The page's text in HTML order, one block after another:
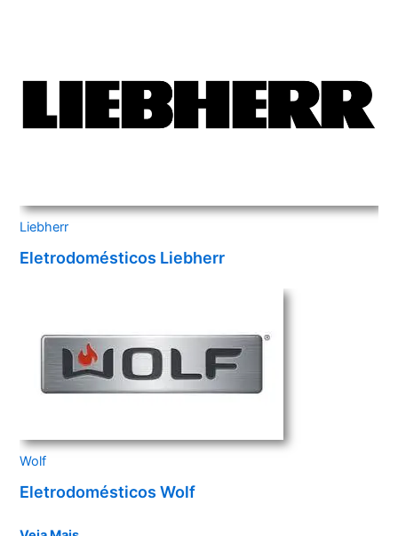
Liebherr
Eletrodomésticos Liebherr
Wolf
Eletrodomésticos Wolf